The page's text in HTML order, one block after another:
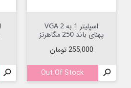
اسپلیتر 1 به 2 VGA
پهنای باند 250 مگاهرتز
قیمت
255,000 تومان

Out Of Stock
